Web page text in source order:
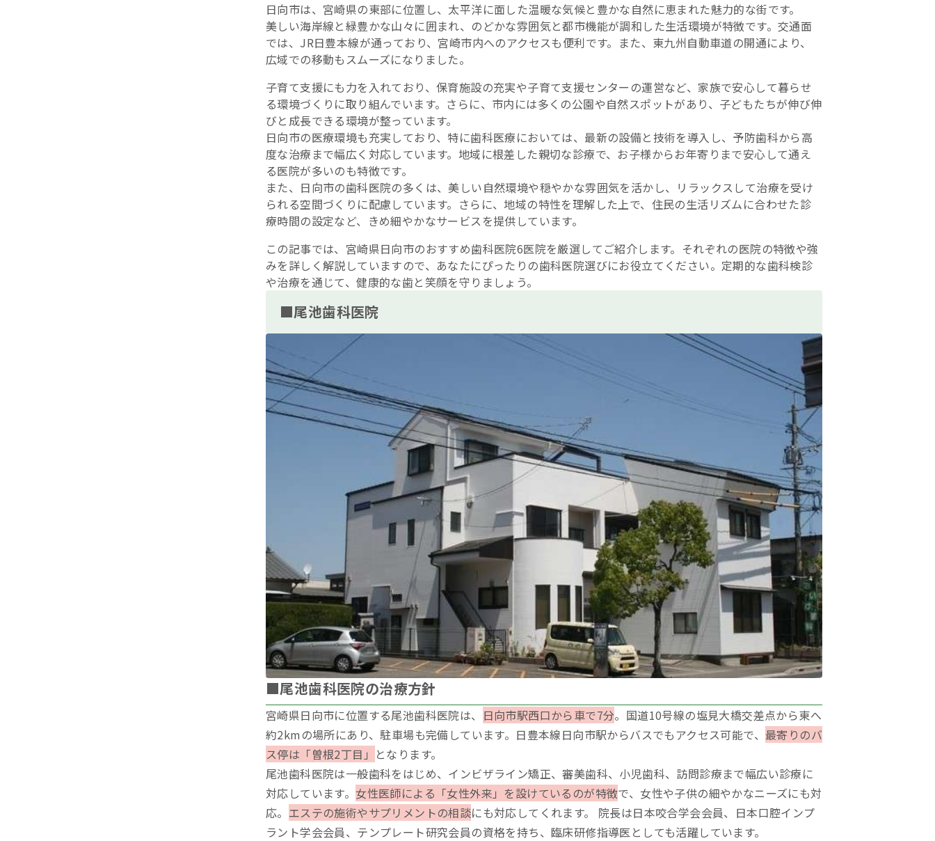
日向市は、宮崎県の東部に位置し、太平洋に面した温暖な気候と豊かな自然に恵まれた魅力的な街です。
美しい海岸線と緑豊かな山々に囲まれ、のどかな雰囲気と都市機能が調和した生活環境が特徴です。交通面
では、JR日豊本線が通っており、宮崎市内へのアクセスも便利です。また、東九州自動車道の開通により、
広域での移動もスムーズになりました。
子育て支援にも力を入れており、保育施設の充実や子育て支援センターの運営など、家族で安心して暮らせ
る環境づくりに取り組んでいます。さらに、市内には多くの公園や自然スポットがあり、子どもたちが伸び伸
びと成長できる環境が整っています。
日向市の医療環境も充実しており、特に歯科医療においては、最新の設備と技術を導入し、予防歯科から高
度な治療まで幅広く対応しています。地域に根差した親切な診療で、お子様からお年寄りまで安心して通え
る医院が多いのも特徴です。
また、日向市の歯科医院の多くは、美しい自然環境や穏やかな雰囲気を活かし、リラックスして治療を受け
られる空間づくりに配慮しています。さらに、地域の特性を理解した上で、住民の生活リズムに合わせた診
療時間の設定など、きめ細やかなサービスを提供しています。
この記事では、宮崎県日向市のおすすめ歯科医院6医院を厳選してご紹介します。それぞれの医院の特徴や強
みを詳しく解説していますので、あなたにぴったりの歯科医院選びにお役立てください。定期的な歯科検診
や治療を通じて、健康的な歯と笑顔を守りましょう。
■尾池歯科医院
■尾池歯科医院の治療方針
宮崎県日向市に位置する尾池歯科医院は、 日向市駅西口から車で7分。国道10号線の塩見大橋交差点から東へ
約2kmの場所にあり、駐車場も完備しています。日豊本線日向市駅からバスでもアクセス可能で、 最寄りのバ
ス停は「曽根2丁目」 となります。
尾池歯科医院は一般歯科をはじめ、インビザライン矯正、審美歯科、小児歯科、訪問診療まで幅広い診療に
対応しています。女性医師による「女性外来」を設けているのが特徴で、女性や子供の細やかなニーズにも対
応。 エステの施術やサプリメントの相談にも対応してくれます。 院長は日本咬合学会会員、日本口腔インプ
ラント学会会員、テンプレート研究会員の資格を持ち、臨床研修指導医としても活躍しています。